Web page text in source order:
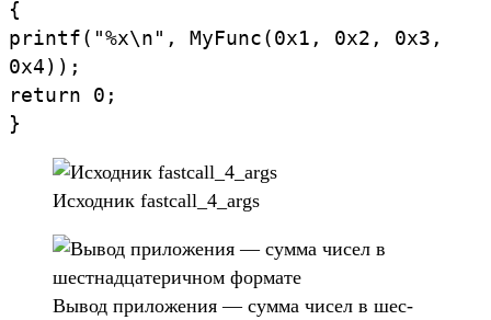
{
printf( "%x\n" , MyFunc(0x1 , 0x2 , 0x3 ,
0x4)) ;
return
0 ;
}
Ис­ходник fastcall_4_args
Вы­вод при­ложе­ния — сум­ма чисел в шес­